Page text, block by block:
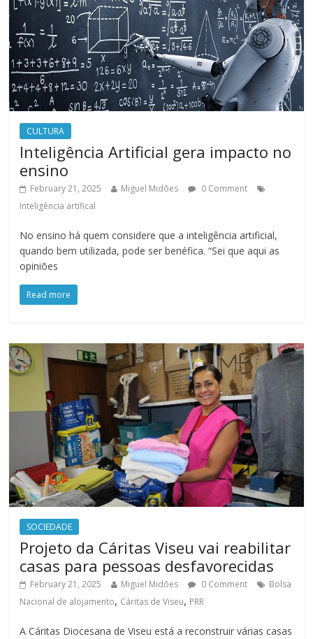
CULTURA
Inteligência Artificial gera impacto no
ensino
February 21, 2025 Miguel Midões
0 Comment
Inteligência artifical
No ensino há quem considere que a inteligência artificial,
quando bem utilizada, pode ser benéfica. “Sei que aqui as
opiniões
Read more
SOCIEDADE
Projeto da Cáritas Viseu vai reabilitar
casas para pessoas desfavorecidas
February 21, 2025 Miguel Midões 0 Comment
Bolsa
Nacional de alojamento, Cáritas de Viseu, PRR
A Cáritas Diocesana de Viseu está a reconstruir várias casas